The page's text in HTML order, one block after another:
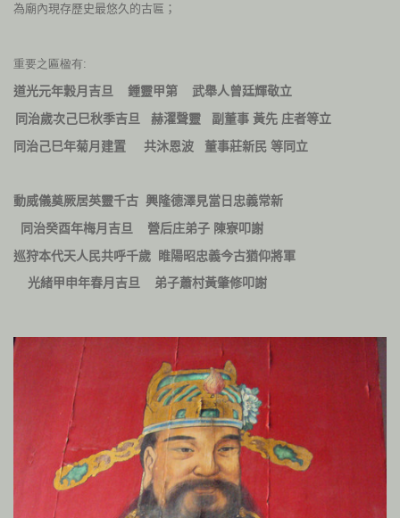
為廟內現存歷史最悠久的古匾；
重要之匾楹有:
道光元年穀月吉旦 鍾靈甲第 武舉人曾廷輝敬立
同治歲次己巳秋季吉旦 赫濯聲靈 副董事 黃先 庄者等立
同治己巳年菊月建置 共沐恩波 董事莊新民 等同立
動威儀奠厥居英靈千古 興隆德澤見當日忠義常新
同治癸酉年梅月吉旦
營后庄弟子 陳寮叩謝
巡狩本代天人民共呼千歲
睢陽昭忠義今古猶仰將軍
光緒甲申年春月吉旦
弟子蕭村黃肇修叩謝